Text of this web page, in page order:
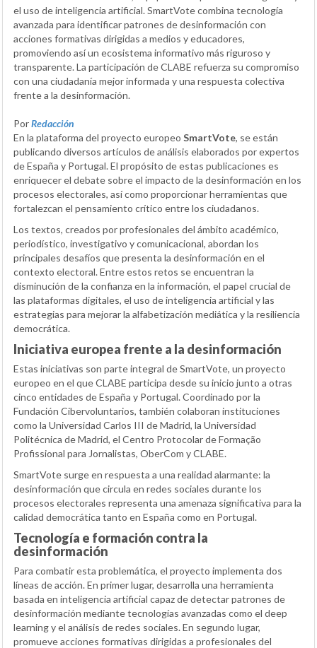
el uso de inteligencia artificial. SmartVote combina tecnología
avanzada para identificar patrones de desinformación con
acciones formativas dirigidas a medios y educadores,
promoviendo así un ecosistema informativo más riguroso y
transparente. La participación de CLABE refuerza su compromiso
con una ciudadanía mejor informada y una respuesta colectiva
frente a la desinformación.
PorRedacción
En la plataforma del proyecto europeo SmartVote, se están
publicando diversos artículos de análisis elaborados por expertos
de España y Portugal. El propósito de estas publicaciones es
enriquecer el debate sobre el impacto de la desinformación en los
procesos electorales, así como proporcionar herramientas que
fortalezcan el pensamiento crítico entre los ciudadanos.
Los textos, creados por profesionales del ámbito académico,
periodístico, investigativo y comunicacional, abordan los
principales desafíos que presenta la desinformación en el
contexto electoral. Entre estos retos se encuentran la
disminución de la confianza en la información, el papel crucial de
las plataformas digitales, el uso de inteligencia artificial y las
estrategias para mejorar la alfabetización mediática y la resiliencia
democrática.
Iniciativa europea frente a la desinformación
Estas iniciativas son parte integral de SmartVote, un proyecto
europeo en el que CLABE participa desde su inicio junto a otras
cinco entidades de España y Portugal. Coordinado por la
Fundación Cibervoluntarios, también colaboran instituciones
como la Universidad Carlos III de Madrid, la Universidad
Politécnica de Madrid, el Centro Protocolar de Formação
Profissional para Jornalistas, OberCom y CLABE.
SmartVote surge en respuesta a una realidad alarmante: la
desinformación que circula en redes sociales durante los
procesos electorales representa una amenaza significativa para la
calidad democrática tanto en España como en Portugal.
Tecnología e formación contra la
desinformación
Para combatir esta problemática, el proyecto implementa dos
líneas de acción. En primer lugar, desarrolla una herramienta
basada en inteligencia artificial capaz de detectar patrones de
desinformación mediante tecnologías avanzadas como el deep
learning y el análisis de redes sociales. En segundo lugar,
promueve acciones formativas dirigidas a profesionales del